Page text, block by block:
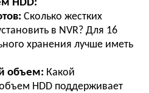
HDD:
Сколько жестких
в NVR? Для 16
хранения лучше иметь
объем: Какой
HDD поддерживает